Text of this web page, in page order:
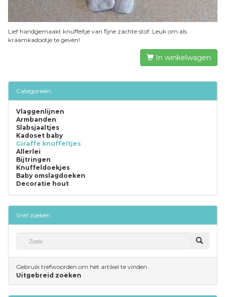
Lief handgemaakt knuffeltje van fijne zachte stof. Leuk om als
kraamkadootje te geven!
In winkelwagen
Categorieën
Vlaggenlijnen
Armbanden
Slabsjaaltjes
Kadoset baby
Giraffe knuffeltjes
Allerlei
Bijtringen
Knuffeldoekjes
Baby omslagdoeken
Decoratie hout
Snel zoeken
Gebruik trefwoorden om het artikel te vinden.
Uitgebreid zoeken